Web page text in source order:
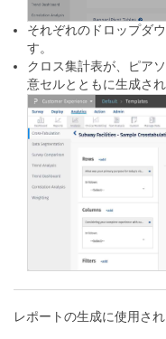
それぞれのドロップダ
す。
クロス集計表が、ピア
意セルとともに生成され
レポートの生成に使用さ